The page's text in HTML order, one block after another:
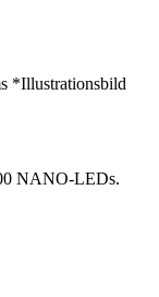
*Illustrationsbild
NANO-LEDs.